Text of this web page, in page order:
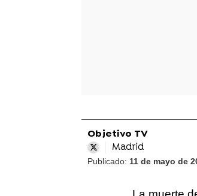
Objetivo TV
Madrid
Publicado: 11 de mayo de